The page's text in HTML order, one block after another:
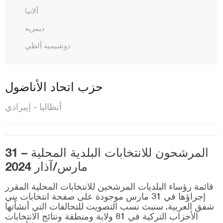
ألانيا
ديمريه
دوشيميه ألطي
فينيك
غون دوموش
إيبرادي
كاش
كيمير
كيبيز
كونيا ألطي
حزب اتحاد الأناضول
أنطاليا - إيبرادي
المرشحون للانتخابات البلدية المحلية – 31
مارس/آذار 2024
قائمة رؤساء البلديات المرشحين للانتخابات المحلية المقرر
إجراؤها في 31 مارس موجودة على صفحة انتخابات يني
شفق العربية. سنبث نسب التصويت للتحالفات التي أنشأتها
الأحزاب التركية في 81 ولاية ومنطقة ونتائج الانتخابات